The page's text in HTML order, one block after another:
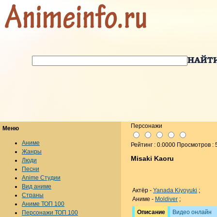
Персонажи
Рейтинг : 0.0000 Просмотров :
Misaki Kaoru
Актёр - Yanada Kiyoyuki ;
Аниме - Moldiver ;
Описание
Видео онлайн
Меню
Аниме
Жанры
Люди
Песни
Anime Студии
Вид аниме
Страны
Аниме ТОП 100
Персонажи ТОП 100